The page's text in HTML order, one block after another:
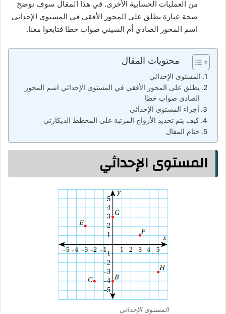
من العمليات الحسابية الأخرى. في هذا المقال سوف نوضح
صحة عبارة يطلق على المحور الأفقي في المستوى الإحداثي
اسم المحور الصادي أم السيني صواب خطا فتابعوا معنا.
محتويات المقال
المستوى الإحداثي
يطلق على المحور الأفقي في المستوى الإحداثي اسم المحور
الصادي صواب خطا
أجزاء المستوى الإحداثي
كيف يتم تحديد الأزواج المرتبة على المخطط الديكارتي
ختام المقال
المستوى الإحداثي
المستوى الإحداثي